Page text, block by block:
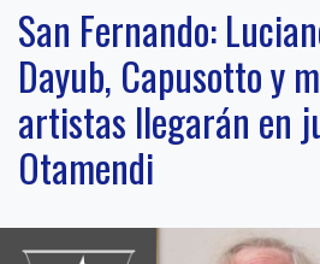
San Fernando:
Dayub, Capusotto y
artistas llegarán en
Otamendi